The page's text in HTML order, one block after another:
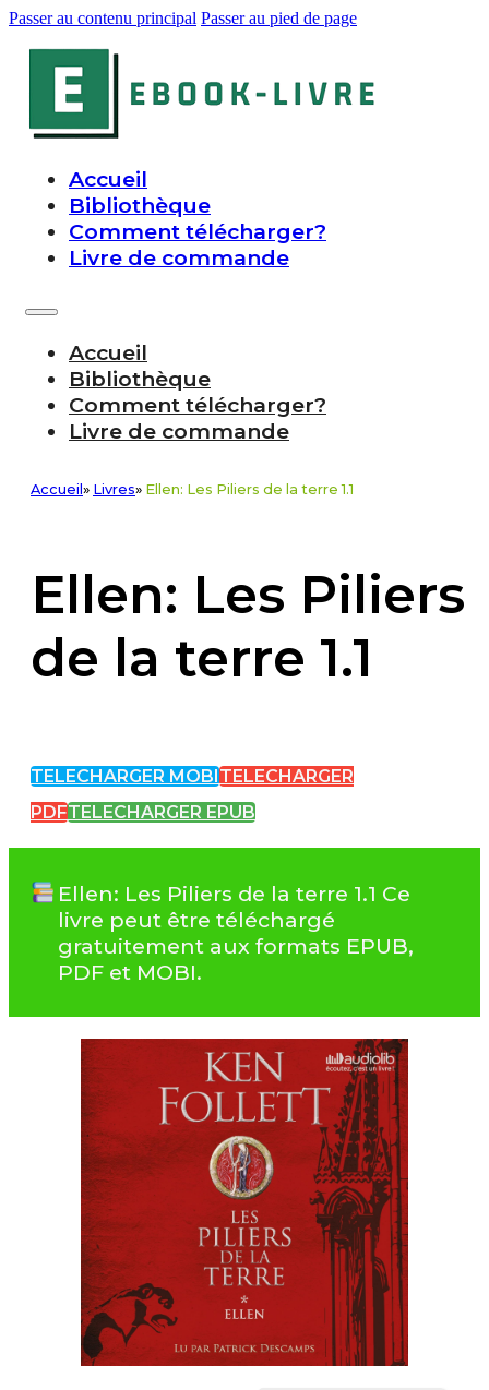
Passer au contenu principal Passer au pied de page
Accueil
Bibliothèque
Comment télécharger?
Livre de commande
Accueil
Bibliothèque
Comment télécharger?
Livre de commande
Accueil » Livres» Ellen: Les Piliers de la terre 1.1
Ellen: Les Piliers
de la terre 1.1
TELECHARGER MOBI TELECHARGER
PDFTELECHARGER EPUB
Ellen: Les Piliers de la terre 1.1 Ce
livre peut être téléchargé
gratuitement aux formats EPUB,
PDF et MOBI.